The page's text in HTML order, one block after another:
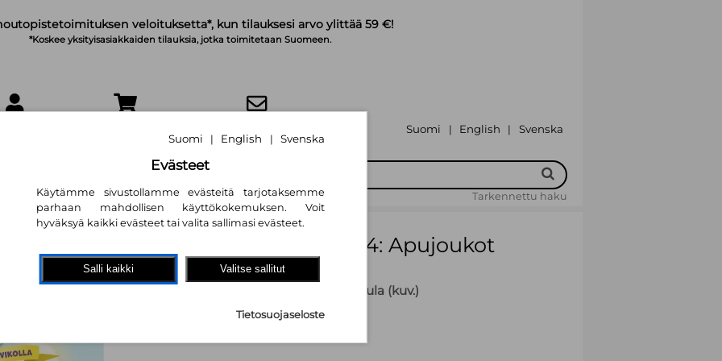
veloituksetta*, kun tilauksesi arvo ylittää 59 €!
*Koskee yksityisasiakkaiden tilauksia, jotka toimitetaan Suomeen.
Suomi | English | Svenska
Tarkennettu haku
Kopterijengi T-RX 4: Apujoukot
aavikolla
Emiel Inkeri Nikula (kuv.)
7,10 €
Suomi | English | Svenska
Evästeet
Käytämme sivustollamme evästeitä tarjotaksemme
parhaan mahdollisen käyttökokemuksen. Voit
hyväksyä kaikki evästeet tai valita sallimasi evästeet.
Salli kaikki Valitse sallitut
Tietosuojaseloste